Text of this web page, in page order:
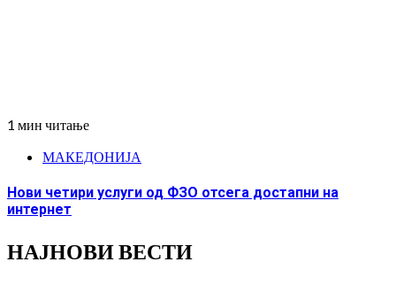
1 мин читање
МАКЕДОНИЈА
Нови четири услуги од ФЗО отсега достапни на
интернет
НАЈНОВИ ВЕСТИ